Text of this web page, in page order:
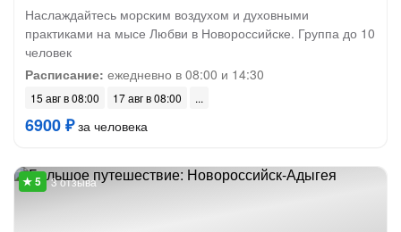
Наслаждайтесь морским воздухом и духовными
практиками на мысе Любви в Новороссийске. Группа до 10
человек
Расписание: ежедневно в 08:00 и 14:30
15 авг в 08:00 17 авг в 08:00
6900 ₽за человека
3 отзыва